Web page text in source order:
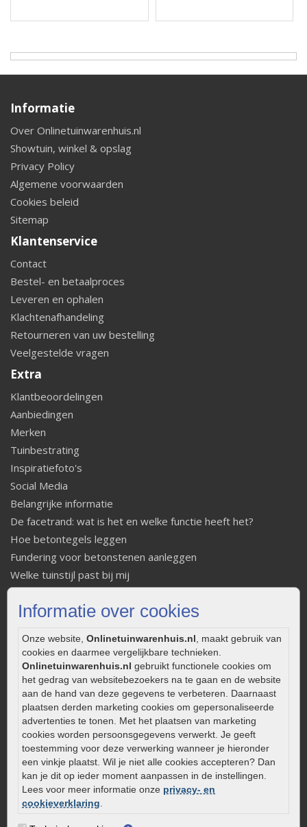
Informatie over cookies
Onze website, Onlinetuinwarenhuis.nl , maakt gebruik van
cookies en daarmee vergelijkbare technieken.
Onlinetuinwarenhuis.nl gebruikt functionele cookies om
het gedrag van websitebezoekers na te gaan en de website
aan de hand van deze gegevens te verbeteren. Daarnaast
plaatsen derden marketing cookies om gepersonaliseerde
advertenties te tonen. Met het plaatsen van marketing
cookies worden persoonsgegevens verwerkt. Je geeft
toestemming voor deze verwerking wanneer je hieronder
een vinkje plaatst. Wil je niet alle cookies accepteren? Dan
kan je dit op ieder moment aanpassen in de instellingen.
Lees voor meer informatie onze privacy- en
cookieverklaring
Informatie
Over Onlinetuinwarenhuis.nl
Showtuin, winkel & opslag
Privacy Policy
Algemene voorwaarden
Cookies beleid
Sitemap
Klantenservice
Contact
Bestel- en betaalproces
Leveren en ophalen
Klachtenafhandeling
Retourneren van uw bestelling
Veelgestelde vragen
Extra
Klantbeoordelingen
Aanbiedingen
Merken
Tuinbestrating
Inspiratiefoto's
Social Media
Belangrijke informatie
De facetrand: wat is het en welke functie heeft het?
Hoe betontegels leggen
Fundering voor betonstenen aanleggen
Welke tuinstijl past bij mij
Strakke tuin inrichten
Legverbanden gebakken bestrating
Aanlegtips voor gebakken bestrating
Zelf een terras aanleggen
Kleine stadstuin inrichten
0320 – 219170
Kaapstanderweg 41
8243 RB Lelystad
info@onlinetuinwarenhuis.nl
Routebeschrijving
Openingstijden